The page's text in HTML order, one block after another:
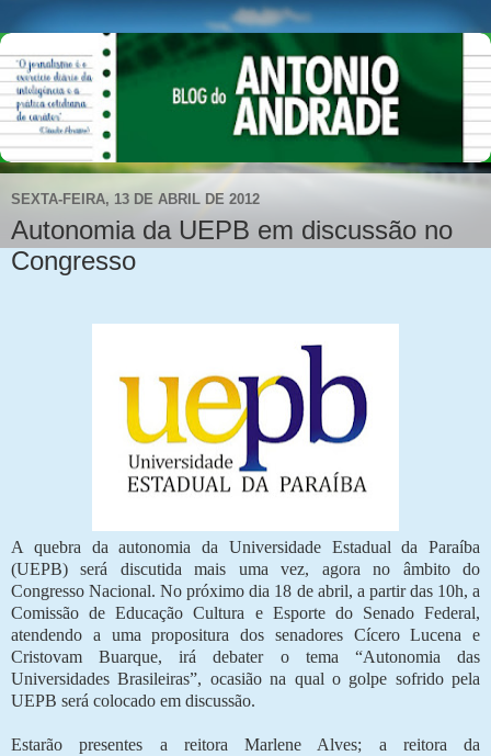
SEXTA-FEIRA, 13 DE ABRIL DE 2012
Autonomia da UEPB em discussão no
Congresso
A quebra da autonomia da Universidade Estadual da Paraíba
(UEPB) será discutida mais uma vez, agora no âmbito do
Congresso Nacional. No próximo dia 18 de abril, a partir das 10h, a
Comissão de Educação Cultura e Esporte do Senado Federal,
atendendo a uma propositura dos senadores Cícero Lucena e
Cristovam Buarque, irá debater o tema “Autonomia das
Universidades Brasileiras”, ocasião na qual o golpe sofrido pela
UEPB será colocado em discussão.
Estarão presentes a reitora Marlene Alves; a reitora da